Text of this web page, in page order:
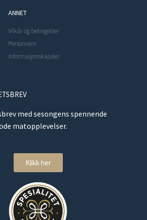
ANNET
Vilkår og betingelser
Personvern
Informasjonskapsler
med sesongens spennende
matopplevelser.
Klikk her